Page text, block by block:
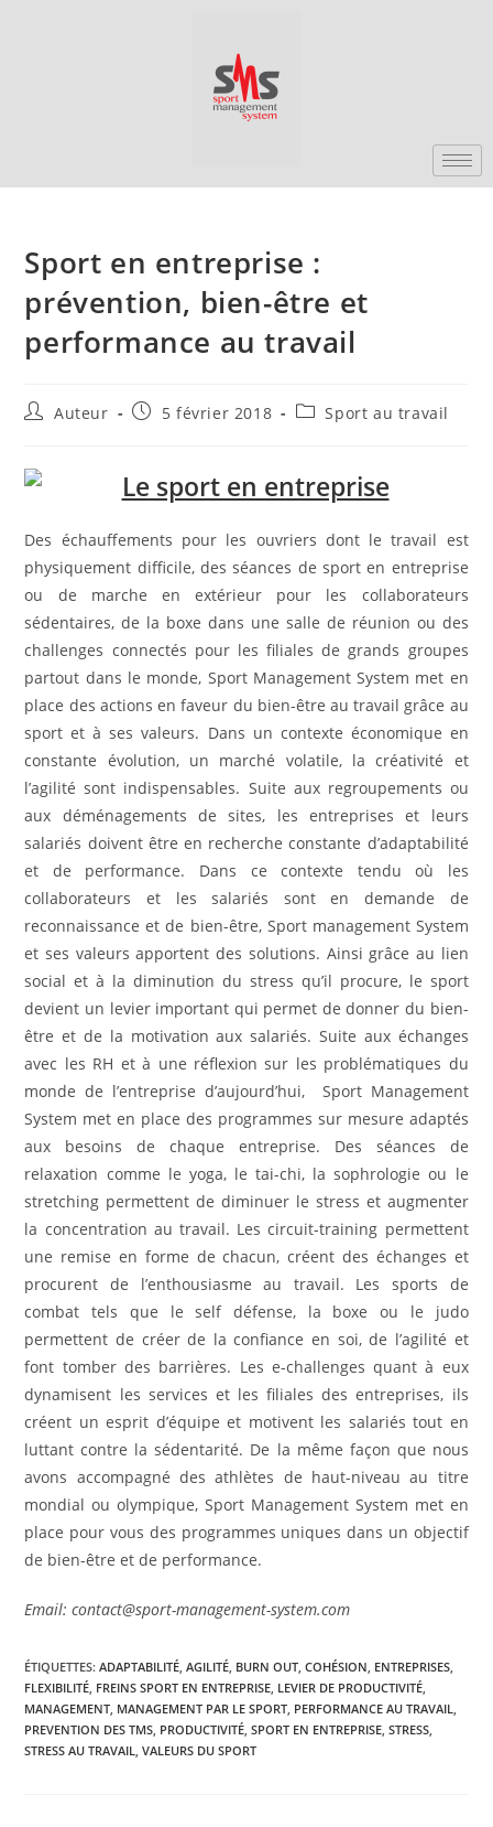
Sport en entreprise :
prévention, bien-être et
performance au travail
Auteur 5 février 2018 Sport au travail
Des échauffements pour les ouvriers dont le travail est
physiquement difficile, des séances de sport en entreprise
ou de marche en extérieur pour les collaborateurs
sédentaires, de la boxe dans une salle de réunion ou des
challenges connectés pour les filiales de grands groupes
partout dans le monde, Sport Management System met en
place des actions en faveur du bien-être au travail grâce au
sport et à ses valeurs. Dans un contexte économique en
constante évolution, un marché volatile, la créativité et
l’agilité sont indispensables. Suite aux regroupements ou
aux déménagements de sites, les entreprises et leurs
salariés doivent être en recherche constante d’adaptabilité
et de performance. Dans ce contexte tendu où les
collaborateurs et les salariés sont en demande de
reconnaissance et de bien-être, Sport management System
et ses valeurs apportent des solutions. Ainsi grâce au lien
social et à la diminution du stress qu’il procure, le sport
devient un levier important qui permet de donner du bien-
être et de la motivation aux salariés. Suite aux échanges
avec les RH et à une réflexion sur les problématiques du
monde de l’entreprise d’aujourd’hui, Sport Management
System met en place des programmes sur mesure adaptés
aux besoins de chaque entreprise. Des séances de
relaxation comme le yoga, le tai-chi, la sophrologie ou le
stretching permettent de diminuer le stress et augmenter
la concentration au travail. Les circuit-training permettent
une remise en forme de chacun, créent des échanges et
procurent de l’enthousiasme au travail. Les sports de
combat tels que le self défense, la boxe ou le judo
permettent de créer de la confiance en soi, de l’agilité et
font tomber des barrières. Les e-challenges quant à eux
dynamisent les services et les filiales des entreprises, ils
créent un esprit d’équipe et motivent les salariés tout en
luttant contre la sédentarité. De la même façon que nous
avons accompagné des athlètes de haut-niveau au titre
mondial ou olympique, Sport Management System met en
place pour vous des programmes uniques dans un objectif
de bien-être et de performance.
Email: contact@sport-management-system.com
ÉTIQUETTES:ADAPTABILITÉ, AGILITÉ, BURN OUT, COHÉSION, ENTREPRISES,
FLEXIBILITÉ, FREINS SPORT EN ENTREPRISE, LEVIER DE PRODUCTIVITÉ,
MANAGEMENT, MANAGEMENT PAR LE SPORT, PERFORMANCE AU TRAVAIL,
PREVENTION DES TMS, PRODUCTIVITÉ, SPORT EN ENTREPRISE, STRESS,
STRESS AU TRAVAIL, VALEURS DU SPORT